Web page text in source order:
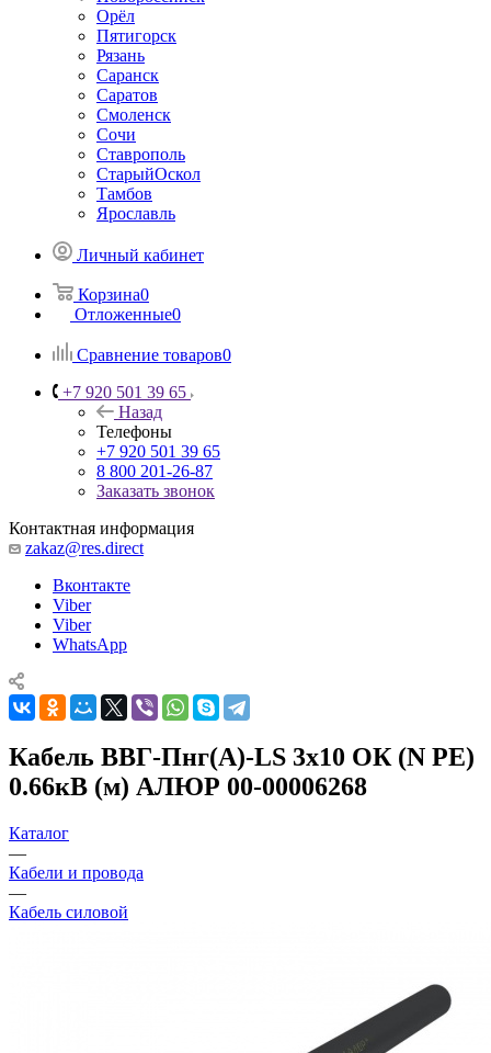
Орёл
Пятигорск
Рязань
Саранск
Саратов
Смоленск
Сочи
Ставрополь
СтарыйОскол
Тамбов
Ярославль
Личный кабинет
Корзина0
Отложенные0
Сравнение товаров0
+7 920 501 39 65
Назад
Телефоны
+7 920 501 39 65
8 800 201-26-87
Заказать звонок
Контактная информация
zakaz@res.direct
Вконтакте
Viber
Viber
WhatsApp
Кабель ВВГ-Пнг(А)-LS 3х10 ОК (N PE)
0.66кВ (м) АЛЮР 00-00006268
Каталог
—
Кабели и провода
—
Кабель силовой